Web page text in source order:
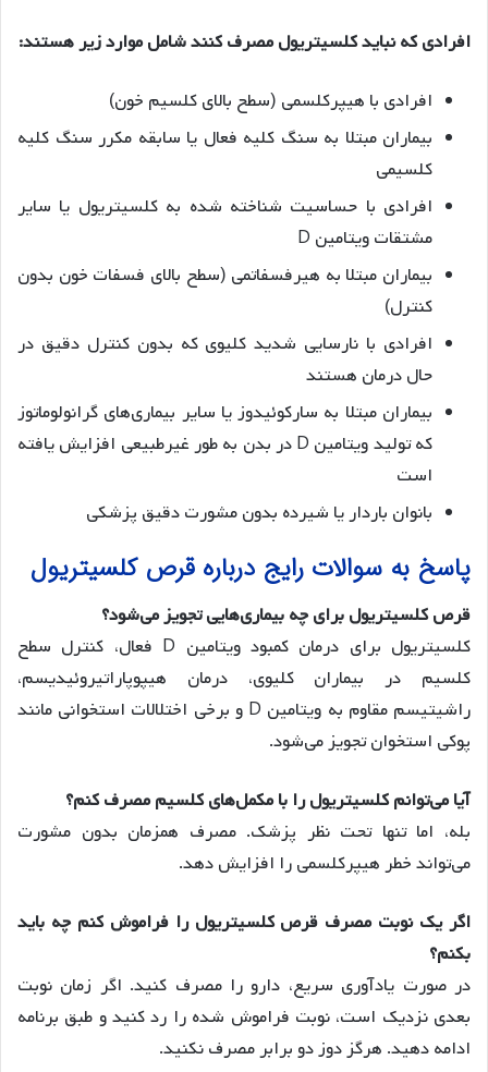
افرادی که نباید کلسیتریول مصرف کنند شامل موارد زیر هستند:
افرادی با هیپرکلسمی (سطح بالای کلسیم خون)
بیماران مبتلا به سنگ کلیه فعال یا سابقه مکرر سنگ کلیه
کلسیمی
افرادی با حساسیت شناخته شده به کلسیتریول یا سایر
مشتقات ویتامین D
بیماران مبتلا به هیرفسفاتمی (سطح بالای فسفات خون بدون
کنترل)
افرادی با نارسایی شدید کلیوی که بدون کنترل دقیق در
حال درمان هستند
بیماران مبتلا به سارکوئیدوز یا سایر بیماری‌های گرانولوماتوز
که تولید ویتامین D در بدن به طور غیرطبیعی افزایش یافته
است
بانوان باردار یا شیرده بدون مشورت دقیق پزشکی
پاسخ به سوالات رایج درباره قرص کلسیتریول
قرص کلسیتریول برای چه بیماری‌هایی تجویز می‌شود؟
کلسیتریول برای درمان کمبود ویتامین D فعال، کنترل سطح
کلسیم در بیماران کلیوی، درمان هیپوپاراتیروئیدیسم،
راشیتیسم مقاوم به ویتامین D و برخی اختلالات استخوانی مانند
پوکی استخوان تجویز می‌شود.
آیا می‌توانم کلسیتریول را با مکمل‌های کلسیم مصرف کنم؟
بله، اما تنها تحت نظر پزشک. مصرف همزمان بدون مشورت
می‌تواند خطر هیپرکلسمی را افزایش دهد.
اگر یک نوبت مصرف قرص کلسیتریول را فراموش کنم چه باید
بکنم؟
در صورت یادآوری سریع، دارو را مصرف کنید. اگر زمان نوبت
بعدی نزدیک است، نوبت فراموش شده را رد کنید و طبق برنامه
ادامه دهید. هرگز دوز دو برابر مصرف نکنید.